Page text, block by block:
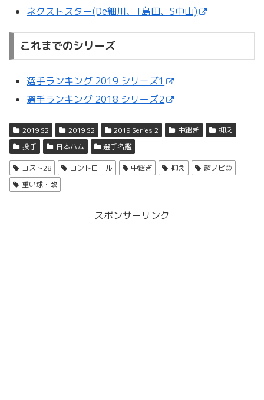
ネクストスター(De細川、T島田、S中山)
これまでのシリーズ
選手ランキング 2019 シリーズ1
選手ランキング 2018 シリーズ2
2019 S2 2019 S2 2019 Series 2 中継ぎ
抑え
投手
日本ハム 選手名鑑
コスト28 コントロール 中継ぎ 抑え
超ノビ◎
重い球・改
スポンサーリンク